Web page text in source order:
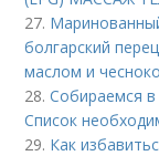
27.
болгарский
маслом и
28.Собираемся
Список
29. Как